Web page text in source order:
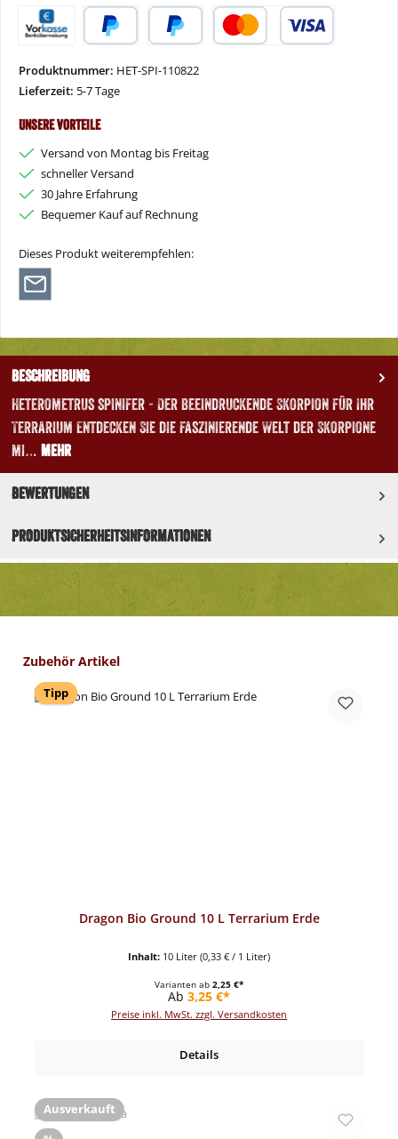
Produktnummer: HET-SPI-110822
Lieferzeit: 5-7 Tage
Unsere Vorteile
Versand von Montag bis Freitag
schneller Versand
30 Jahre Erfahrung
Bequemer Kauf auf Rechnung
Dieses Produkt weiterempfehlen:
Beschreibung
Heterometrus spinifer - Der beeindruckende Skorpion für Ihr
Terrarium Entdecken Sie die faszinierende Welt der Skorpione
mi… Mehr
Bewertungen
Produktsicherheitsinformationen
Produktgalerie überspringen
Zubehör Artikel
Tipp
Dragon Bio Ground 10 L Terrarium Erde
Inhalt: 10 Liter (0,33 € / 1 Liter)
Varianten ab 2,25 €*
Regulärer Preis:
Ab 3,25 €*
Preise inkl. MwSt. zzgl. Versandkosten
Details
Ausverkauft